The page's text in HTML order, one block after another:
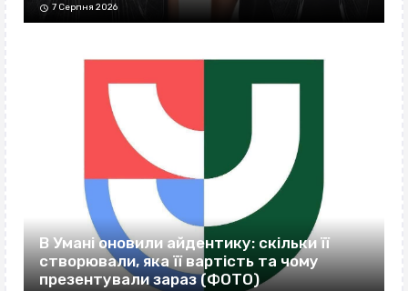
7 Серпня 2026
В Умані оновили айдентику: скільки її
створювали, яка її вартість та чому
презентували зараз (ФОТО)